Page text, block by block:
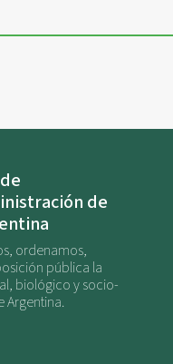
de
ordenamos,
pública la
biológico y socio-
Argentina.